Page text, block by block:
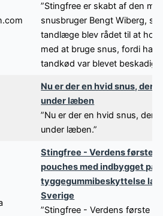
”Stingfree er skabt af den
snusbruger Bengt Wiberg,
tandlæge blev rådet til at
med at bruge snus, fordi hans
tandkød var blevet
Nu er der en hvid snus, der
under læben
”Nu er der en hvid snus, der
under læben.”
Stingfree - Verdens første
pouches med indbygget
tyggegummibeskyttelse
Sverige
”Stingfree - Verdens første